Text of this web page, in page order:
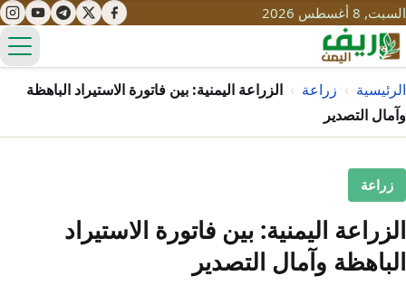
السبت, 8 أغسطس 2026
صحة
مياه
طرُق
تنمية
قصص نجاح
مبادرات
سياحة
الرئيسية › زراعة › الزراعة اليمنية: بين فاتورة الاستيراد الباهظة
وآمال التصدير
زراعة
الزراعة اليمنية: بين فاتورة الاستيراد
الباهظة وآمال التصدير